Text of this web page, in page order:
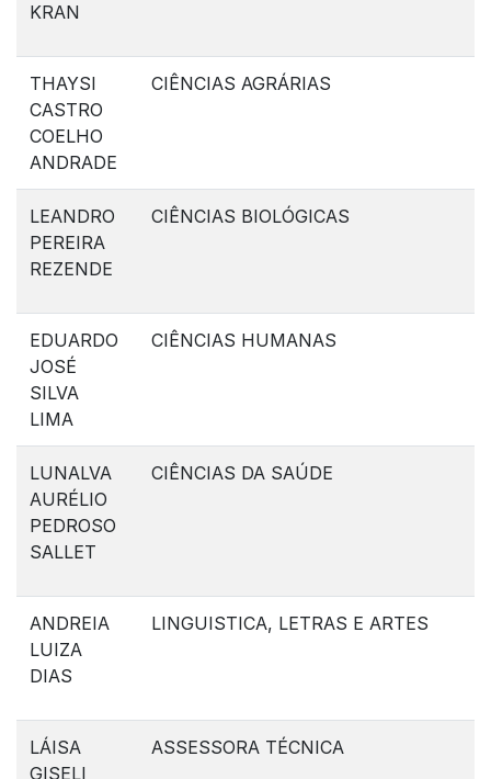
KRAN
THAYSI
CASTRO
COELHO
ANDRADE
CIÊNCIAS AGRÁRIAS
LEANDRO
PEREIRA
REZENDE
CIÊNCIAS BIOLÓGICAS
EDUARDO
JOSÉ
SILVA
LIMA
CIÊNCIAS HUMANAS
LUNALVA
AURÉLIO
PEDROSO
SALLET
CIÊNCIAS DA SAÚDE
ANDREIA
LUIZA
DIAS
LINGUISTICA, LETRAS E ARTES
LÁISA
GISELI
ASSESSORA TÉCNICA